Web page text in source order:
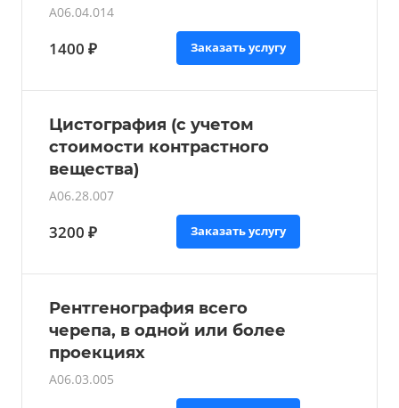
A06.04.014
1400 ₽ Заказать услугу
Цистография (с учетом
стоимости контрастного
вещества)
A06.28.007
3200 ₽ Заказать услугу
Рентгенография всего
черепа, в одной или более
проекциях
A06.03.005